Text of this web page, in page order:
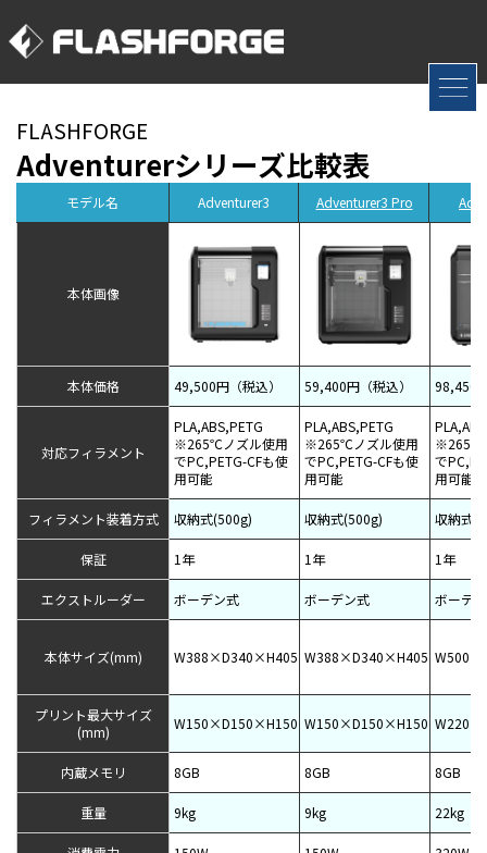
FLASHFORGE
Adventurerシリーズ比較表
モデル名 Adventurer3 Adventurer3 Pro
本体画像
本体価格 49,500円（税込） 59,400円（税込） 98,450
対応フィラメント
PLA,ABS,PETG
※265℃ノズル使用
でPC,PETG-CFも使
用可能
PLA,ABS,PETG
※265℃ノズル使用
でPC,PETG-CFも使
用可能
※265℃
で
用可能
フィラメント装着方式 収納式(500g) 収納式(500g) 収納式
保証 1年 1年 1年
エクストルーダー ボーデン式 ボーデン式 ボーデ
本体サイズ(mm) W388×D340×H405 W388×D340×H405
プリント最大サイズ
(mm)
W150×D150×H150 W150×D150×H150
内蔵メモリ 8GB 8GB 8GB
重量 9kg 9kg 22kg